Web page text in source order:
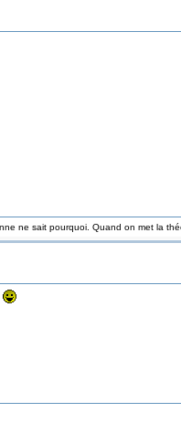
ne sait pourquoi. Quand on met la